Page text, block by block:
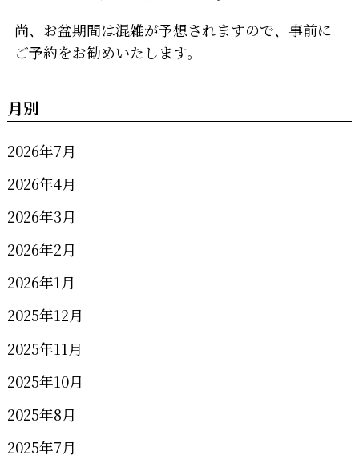
尚、お盆期間は混雑が予想されますので、事前に
ご予約をお勧めいたします。
月別
2026年7月
2026年4月
2026年3月
2026年2月
2026年1月
2025年12月
2025年11月
2025年10月
2025年8月
2025年7月